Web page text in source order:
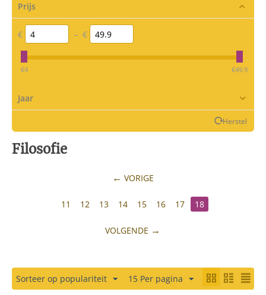
Prijs
€ – €
‎€4 ‎€49.9
Jaar
Herstel
Filosofie
VORIGE
11 12 13 14 15 16 17 18
VOLGENDE
Sorteer op populariteit 15 Per pagina